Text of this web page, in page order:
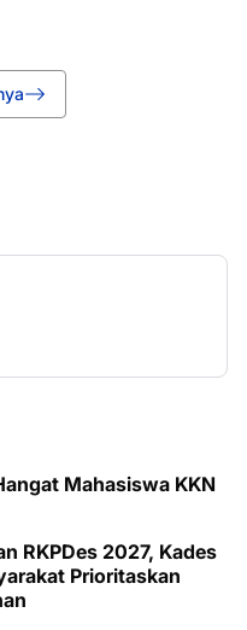
Mahasiswa KKN
RKPDes 2027, Kades
Prioritaskan